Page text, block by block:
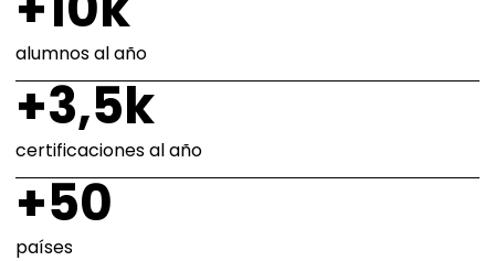
alumnos al año
+3,5k
certificaciones al año
+50
países